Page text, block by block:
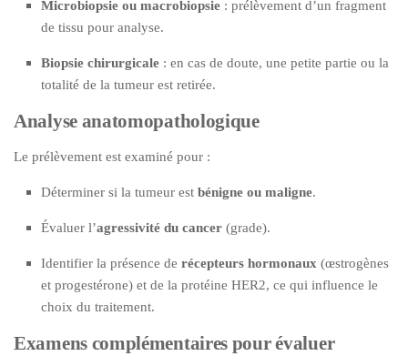
Microbiopsie ou macrobiopsie : prélèvement d’un fragment
de tissu pour analyse.
Biopsie chirurgicale : en cas de doute, une petite partie ou la
totalité de la tumeur est retirée.
Analyse anatomopathologique
Le prélèvement est examiné pour :
Déterminer si la tumeur est bénigne ou maligne.
Évaluer l’agressivité du cancer (grade).
Identifier la présence de récepteurs hormonaux (œstrogènes
et progestérone) et de la protéine HER2, ce qui influence le
choix du traitement.
Examens complémentaires pour évaluer